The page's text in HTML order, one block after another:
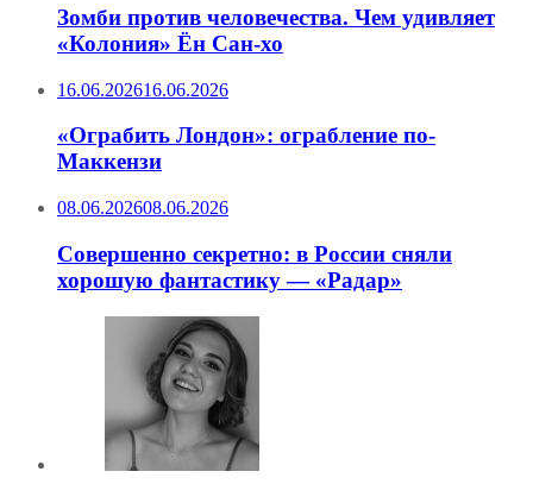
Зомби против человечества. Чем удивляет
«Колония» Ён Сан-хо
16.06.202616.06.2026
«Ограбить Лондон»: ограбление по-
Маккензи
08.06.202608.06.2026
Совершенно секретно: в России сняли
хорошую фантастику — «Радар»